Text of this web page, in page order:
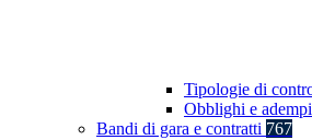
Tipologie di
Obblighi e
Bandi di gara e contratti 767